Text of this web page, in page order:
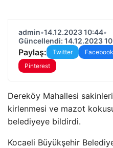
admin•14.12.2023 10:44•
Güncellendi: 14.12.2023
Paylaş: Twitter Facebook
Pinterest
Dereköy Mahallesi
kirlenmesi ve mazot
belediyeye bildirdi.
Kocaeli Büyükşehir